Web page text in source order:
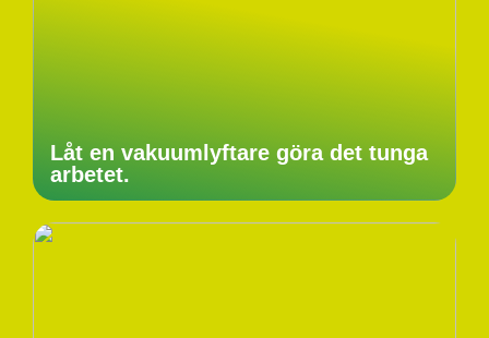
Låt en vakuumlyftare göra det tunga
arbetet.